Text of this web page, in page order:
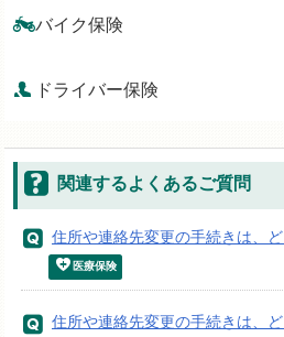
バイク保険
ドライバー保険
関連するよくあるご質問
住所や連絡先変更の手続きは、
医療保険
住所や連絡先変更の手続きは、